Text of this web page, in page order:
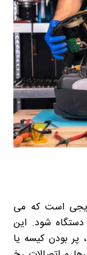
است که می
شود. این
پر بودن کیسه یا